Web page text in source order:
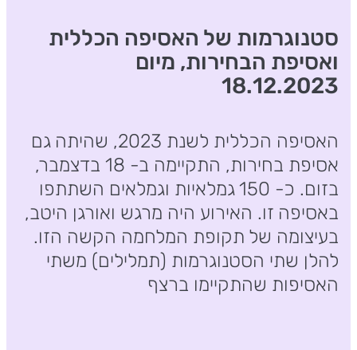
סטנוגרמות של האסיפה הכללית
ואסיפת הבחירות, מיום
18.12.2023
האסיפה הכללית לשנת 2023, שהיתה גם
אסיפת בחירות, התקיימה ב- 18 בדצמבר,
בזום. כ- 150 גמלאיות וגמלאים השתתפו
באסיפה זו. האירוע היה מרגש ואורגן היטב,
בעיצומה של תקופת המלחמה הקשה הזו.
להלן שתי הסטנוגרמות (תמלילים) משתי
האסיפות שהתקיימו ברצף